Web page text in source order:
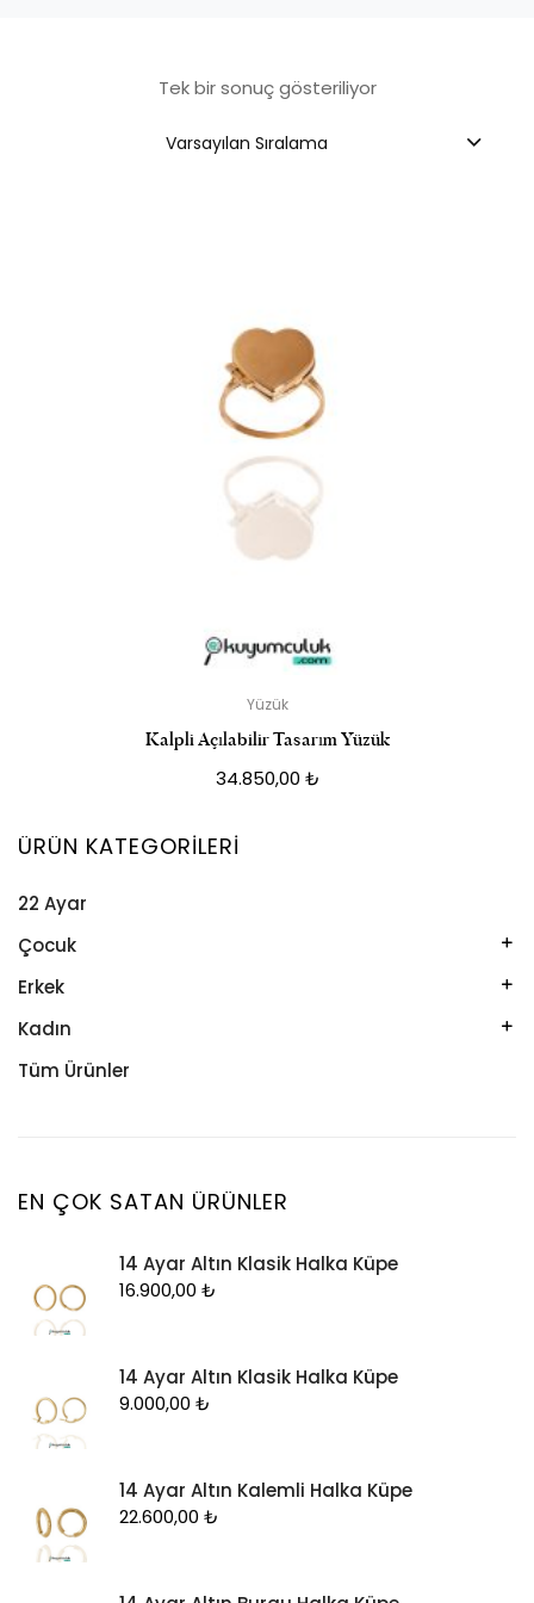
Tek bir sonuç gösteriliyor
Varsayılan Sıralama
Yüzük
Kalpli Açılabilir Tasarım Yüzük
34.850,00 ₺
ÜRÜN KATEGORILERI
22 Ayar
Çocuk
Kelepçe
Kolye
Künye
Erkek
Kelepçe
Künye
Kadın
Bileklik
Küpe
Piercing
Şahmeran
Yüzük
Tüm Ürünler
EN ÇOK SATAN ÜRÜNLER
14 Ayar Altın Klasik Halka Küpe
16.900,00 ₺
14 Ayar Altın Klasik Halka Küpe
9.000,00 ₺
14 Ayar Altın Kalemli Halka Küpe
22.600,00 ₺